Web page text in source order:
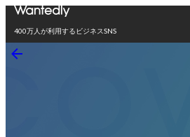
400万人が利用するビジネスSNS